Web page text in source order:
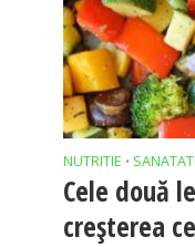
NUTRITIE •
Cele două
creșterea